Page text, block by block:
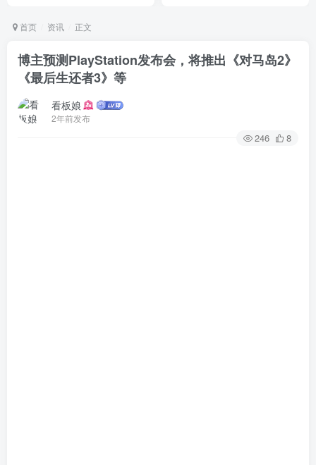
首页 资讯 正文
博主预测PlayStation发布会，将推出《对马岛2》
《最后生还者3》等
看板娘
2年前发布
246 8